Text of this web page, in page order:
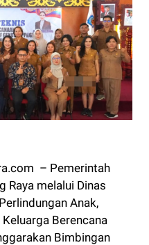
– Pemerintah
Raya melalui Dinas
Anak,
Berencana
Bimbingan